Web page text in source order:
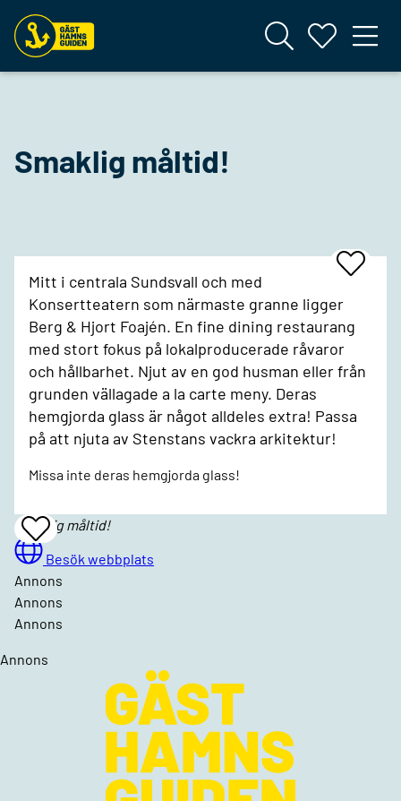
Smaklig måltid!
Add
To
Mitt i centrala Sundsvall och med
Konsertteatern som närmaste granne ligger
Berg & Hjort Foajén. En fine dining restaurang
med stort fokus på lokalproducerade råvaror
och hållbarhet. Njut av en god husman eller från
grunden vällagade a la carte meny. Deras
hemgjorda glass är något alldeles extra! Passa
på att njuta av Stenstans vackra arkitektur!
Missa inte deras hemgjorda glass!
Add
To
Favrites
Smaklig måltid!
Besök webbplats
Annons
Annons
Annons
Annons